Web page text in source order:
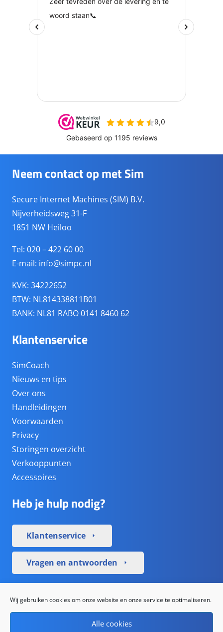
Wij gebruiken cookies om onze website en onze service te optimaliseren.
Alle cookies
Neem contact op met Sim
Secure Internet Machines (SIM) B.V.
Nijverheidsweg 31-F
1851 NW Heiloo
Tel: 020 – 422 60 00
E-mail: info@simpc.nl
KVK: 34222652
BTW: NL814338811B01
BANK: NL81 RABO 0141 8460 62
Klantenservice
SimCoach
Nieuws en tips
Over ons
Handleidingen
Voorwaarden
Privacy
Storingen overzicht
Verkooppunten
Accessoires
Heb je hulp nodig?
Klantenservice arrow_right
Vragen en antwoorden arrow_right
Sociale media